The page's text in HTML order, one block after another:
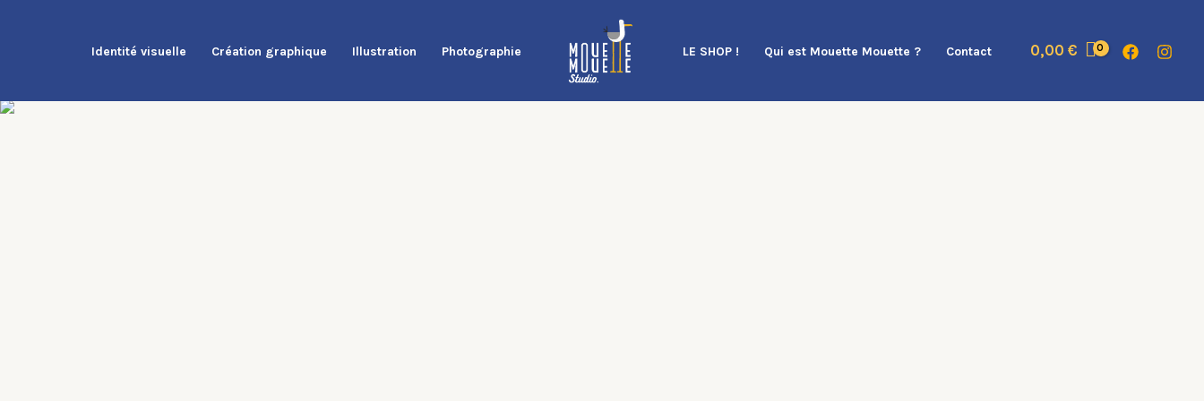
Identité visuelle Création graphique Illustration Photographie LE SHOP ! Qui est Mouette Mouette ? Contact 0,00 €